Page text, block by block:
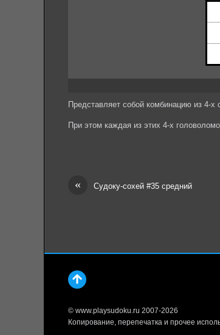
Представляет собой комбинацию из 4-х
При этом каждая из этих 4-х
« Судоку-сохей #35 средний
© www.playsudoku.ru 2007-2026
Копирование, перепечатка и прочее